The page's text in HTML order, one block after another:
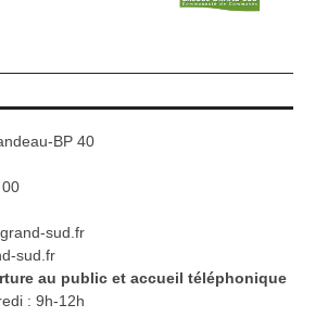
BP 40
sud.fr
sud.fr
au public et accueil téléphonique
: 9h-12h